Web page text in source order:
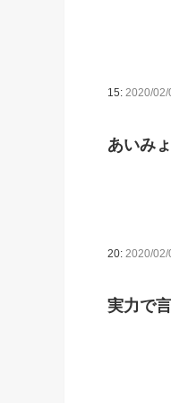
15: 2020/02/
あいみ
20: 2020/02/
実力で